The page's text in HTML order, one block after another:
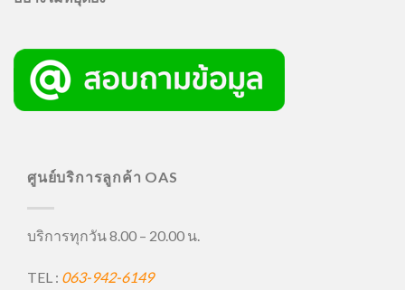
ศูนย์บริการลูกค้า OAS
บริการทุกวัน 8.00 – 20.00 น.
TEL : 063-942-6149